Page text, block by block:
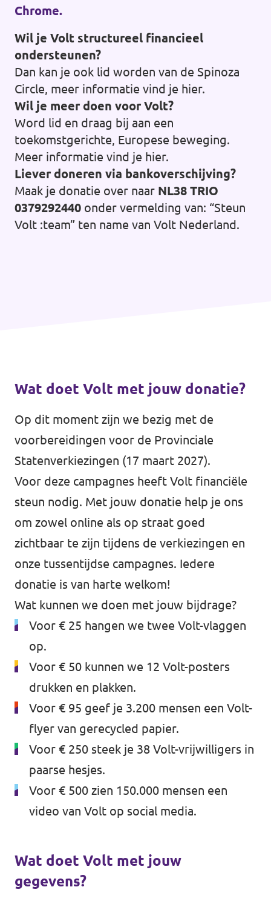
Chrome.
Wil je Volt structureel financieel
ondersteunen?
Dan kan je ook lid worden van de Spinoza
Circle, meer informatie vind je hier.
Wil je meer doen voor Volt?
Word lid en draag bij aan een
toekomstgerichte, Europese beweging.
Meer informatie vind je hier.
Liever doneren via bankoverschijving?
Maak je donatie over naar NL38 TRIO
0379292440 onder vermelding van: “Steun
Volt :team” ten name van Volt Nederland.
Wat doet Volt met jouw donatie?
Op dit moment zijn we bezig met de
voorbereidingen voor de Provinciale
Statenverkiezingen (17 maart 2027).
Voor deze campagnes heeft Volt financiële
steun nodig. Met jouw donatie help je ons
om zowel online als op straat goed
zichtbaar te zijn tijdens de verkiezingen en
onze tussentijdse campagnes. Iedere
donatie is van harte welkom!
Wat kunnen we doen met jouw bijdrage?
Voor € 25 hangen we twee Volt-vlaggen
op.
Voor € 50 kunnen we 12 Volt-posters
drukken en plakken.
Voor € 95 geef je 3.200 mensen een Volt-
flyer van gerecycled papier.
Voor € 250 steek je 38 Volt-vrijwilligers in
paarse hesjes.
Voor € 500 zien 150.000 mensen een
video van Volt op social media.
Wat doet Volt met jouw
gegevens?